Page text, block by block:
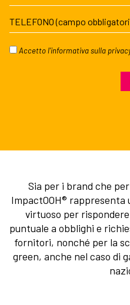
Accetto l'informativa sulla
Sia per i brand che
ImpactOOH®
virtuoso per
puntuale a obblighi e
fornitori, nonché per la
green, anche nel caso di